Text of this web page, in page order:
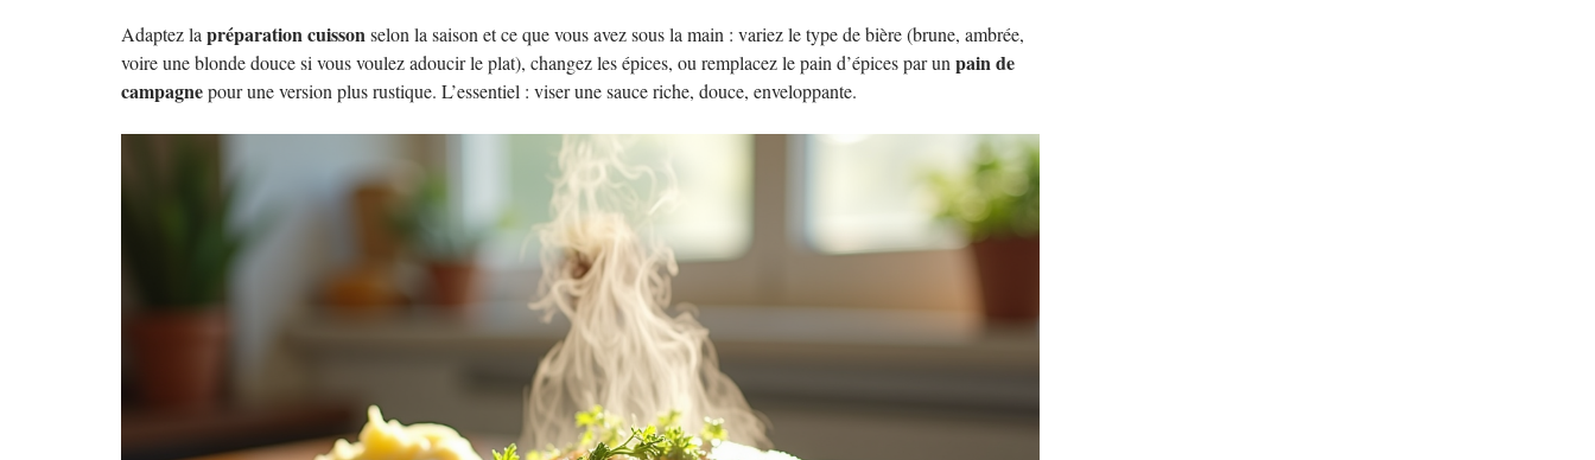
Adaptez la préparation cuissonselon la saison et ce que vous avez sous la main : variez le type de bière (brune, ambrée,
voire une blonde douce si vous voulez adoucir le plat), changez les épices, ou remplacez le pain d’épices par un pain de
campagnepour une version plus rustique. L’essentiel : viser une sauce riche, douce, enveloppante.